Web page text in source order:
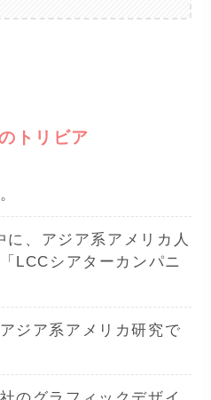
トリビア
、アジア系アメリカ人
LCCシアターカンパニ
ジア系アメリカ研究で